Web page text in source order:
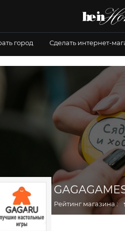
город Сделать интернет-
Рейтинг магазина :